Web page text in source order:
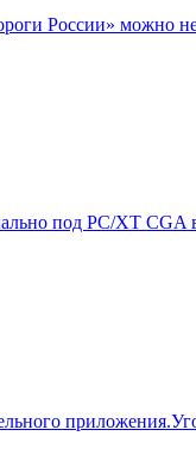
России» можно не
под PC/XT